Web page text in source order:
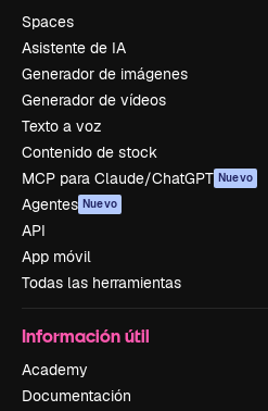
Spaces
Asistente de IA
Generador de imágenes
Generador de vídeos
Texto a voz
Contenido de stock
MCP para Claude/ChatGPT Nuevo
Agentes Nuevo
API
App móvil
Todas las herramientas
Información útil
Academy
Documentación